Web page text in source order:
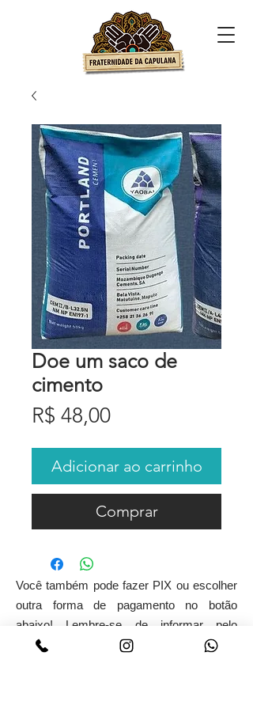
Doe um saco de
cimento
R$ 48,00Preço
Adicionar ao carrinho
Comprar
Você também pode fazer PIX ou escolher
outra forma de pagamento no botão
abaixo! Lembre-se de informar pelo
Whatsapp com o que devemos usar sua